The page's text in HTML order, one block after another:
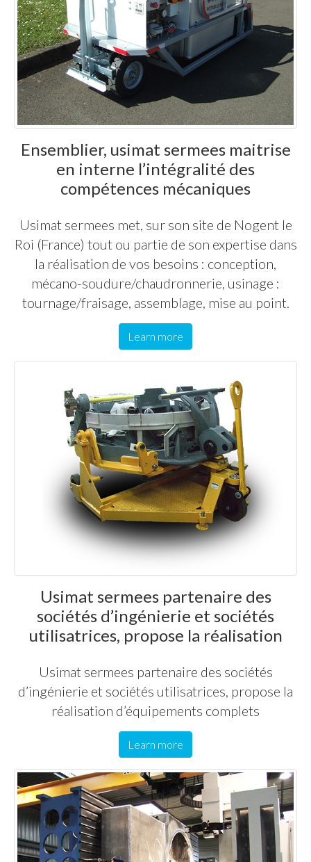
Ensemblier, usimat sermees maitrise
en interne l’intégralité des
compétences mécaniques
Usimat sermees met, sur son site de Nogent le
Roi (France) tout ou partie de son expertise dans
la réalisation de vos besoins : conception,
mécano-soudure/chaudronnerie, usinage :
tournage/fraisage, assemblage, mise au point.
Learn more
Usimat sermees partenaire des
sociétés d’ingénierie et sociétés
utilisatrices, propose la réalisation
Usimat sermees partenaire des sociétés
d’ingénierie et sociétés utilisatrices, propose la
réalisation d’équipements complets
Learn more